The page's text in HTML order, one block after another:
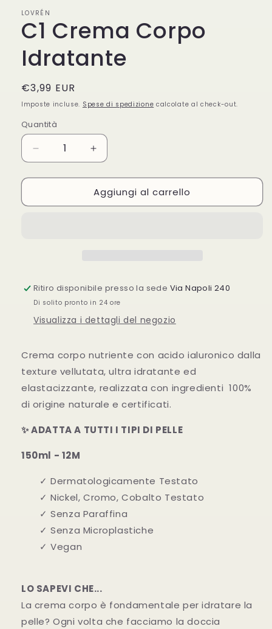
finestra
modale
LOVRÉN
C1 Crema Corpo
Idratante
Prezzo
di
€3,99 EUR
Imposte incluse. Spese di spedizione calcolate al check-out.
Quantità
Quantità
Diminuisci
quantità
per
Crema
Aumenta
quantità
per
C1
Crema
Aggiungi al carrello
Ritiro disponibile presso la sede Via Napoli 240
Di solito pronto in 24 ore
Visualizza i dettagli del negozio
Crema corpo nutriente con acido ialuronico dalla
texture vellutata, ultra idratante ed
elastacizzante, realizzata con ingredienti 100%
di origine naturale e certificati.
✨ ADATTA A TUTTI I TIPI DI PELLE
150ml - 12M
✓ Dermatologicamente Testato
✓ Nickel, Cromo, Cobalto Testato
✓ Senza Paraffina
✓ Senza Microplastiche
✓ Vegan
LO SAPEVI CHE...
La crema corpo è fondamentale per idratare la
pelle? Ogni volta che facciamo la doccia